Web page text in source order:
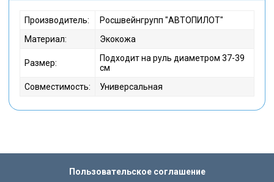
Производитель:
Росшвейнгрупп "АВТОПИЛОТ"
Материал:
Экокожа
Размер:
Подходит на руль диаметром 37-39
см
Совместимость:
Универсальная
Пользовательское соглашение